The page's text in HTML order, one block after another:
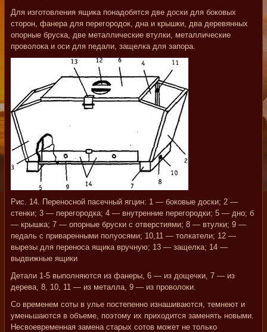
Для изготовления ящика понадобятся две доски для боковых
сторон, фанера для перегородок, дна и крышки, два деревянных
опорные бруска, две металлические втулки, металлические
проволока и оси для педали, защелка для запора.
Рис. 14. Переносной пасечный ягцин: 1 — боковые доски; 2 —
стенки; 3 — перегородка; 4 — внутренние перегородки; 5 — дно; б
— крышка; 7 — опорные бруски с отверстиями; 8 — втулки; 9 —
педаль с приваренными полуосями; 10,11 — толкатели; 12 —
вырезы для переноса ящика вручную; 13 — защелка; 14 —
выдвижные ящики
Детали 1-5 выполняются из фанеры, 6 — из дощечки, 7 — из
дерева, 8, 10, 11 — из металла, 9 — из проволоки.
Со временем соты в улье постепенно изнашиваются, темнеют и
уменьшаются в объеме, поэтому их приходится заменять новыми.
Несвоевременная замена старых сотов может не только